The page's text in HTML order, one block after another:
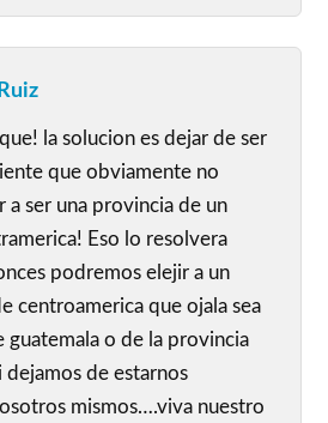
la solucion es dejar de ser
que obviamente no
a ser una provincia de un
Eso lo resolvera
podremos elejir a un
centroamerica que ojala sea
guatemala o de la provincia
dejamos de estarnos
mismos….viva nuestro